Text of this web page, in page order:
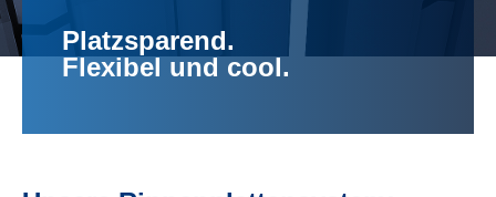
Platzsparend.
Flexibel und cool.